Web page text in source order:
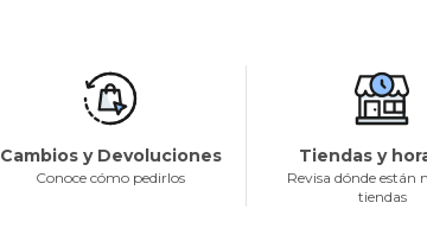
Cambios y Devoluciones
Conoce cómo pedirlos
Tiendas y
Revisa dónde están
tiendas